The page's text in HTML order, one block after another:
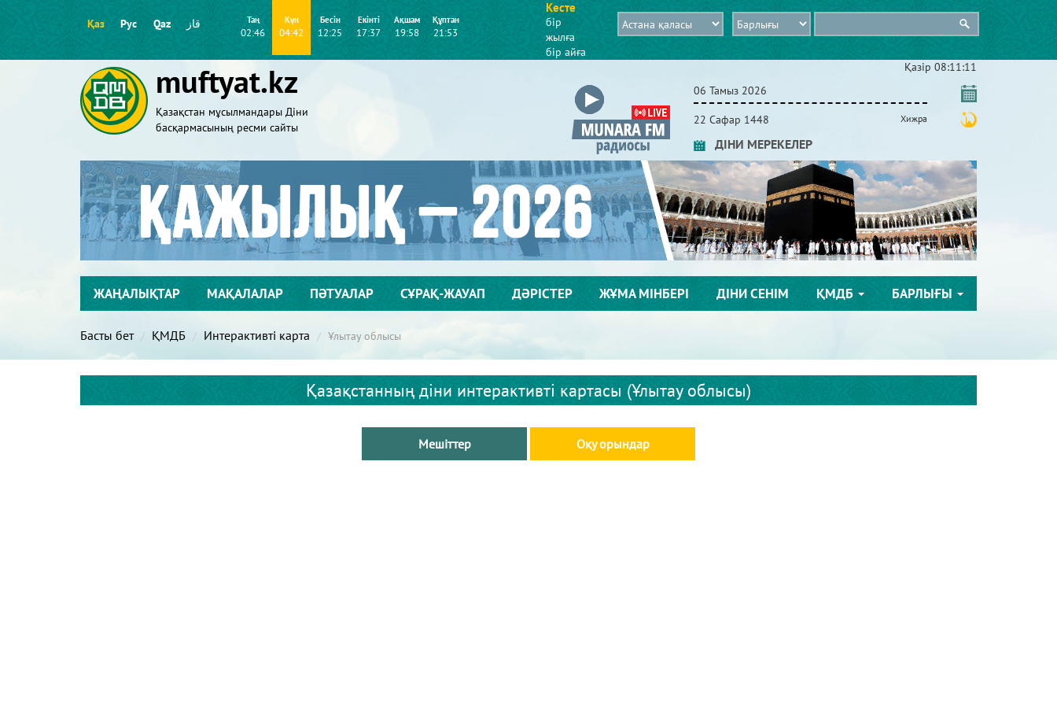
Қаз Рус Qaz قاز Таң
02:46
Күн
04:42
Бесін
12:25
Екінті
17:37
Ақшам
19:58
Құптан
21:53
Кесте
бір
жылға
бір айға
muftyat.kz
Қазақстан мұсылмандары Діни
басқармасының ресми сайты
Қазір 08:11:12
06 Тамыз 2026
22 Сафар 1448 Хижра
ДІНИ МЕРЕКЕЛЕР
ЖАҢАЛЫҚТАР МАҚАЛАЛАР ПӘТУАЛАР СҰРАҚ-ЖАУАП ДӘРІСТЕР ЖҰМА МІНБЕРІ ДІНИ СЕНІМ ҚМДБ БАРЛЫҒЫ
Басты бет ҚМДБ Интерактивті карта Ұлытау облысы
Қазақстанның діни интерактивті картасы (Ұлытау облысы)
Мешіттер Оқу орындар